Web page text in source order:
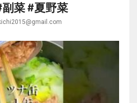
菜 #夏野菜